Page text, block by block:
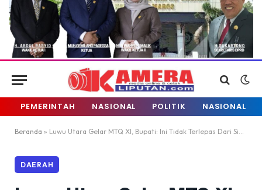
PEMERINTAH NASIONAL POLITIK NASIONAL
Beranda » Luwu Utara Gelar MTQ XI, Bupati: Ini Tidak Terlepas Dari Sinergi dan Kolaborasi
DAERAH